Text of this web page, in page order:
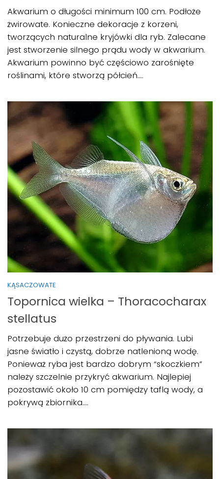
Akwarium o długości minimum 100 cm. Podłoże
żwirowate. Konieczne dekoracje z korzeni,
tworzących naturalne kryjówki dla ryb. Zalecane
jest stworzenie silnego prądu wody w akwarium.
Akwarium powinno być częściowo zarośnięte
roślinami, które stworzą półcień....
KĄSACZOWATE
Topornica wielka – Thoracocharax
stellatus
Potrzebuje dużo przestrzeni do pływania. Lubi
jasne światło i czystą, dobrze natlenioną wodę.
Ponieważ ryba jest bardzo dobrym “skoczkiem”
należy szczelnie przykryć akwarium. Najlepiej
pozostawić około 10 cm pomiędzy taflą wody, a
pokrywą zbiornika....